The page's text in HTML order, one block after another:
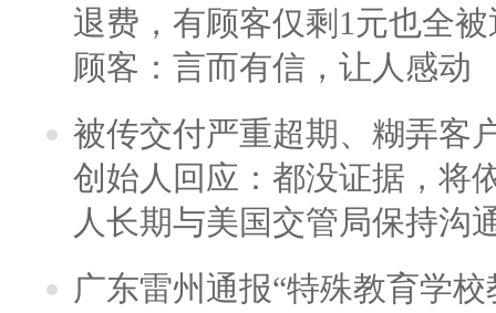
退费，有顾客仅剩1元也全
顾客：言而有信，让人感动
被传交付严重超期、糊弄客
创始人回应：都没证据，将
人长期与美国交管局保持沟
广东雷州通报“特殊教育学